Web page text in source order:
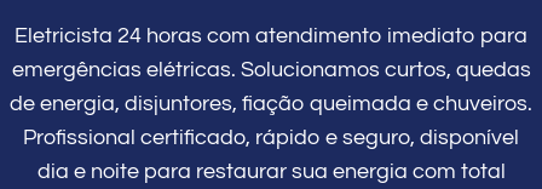
Eletricista 24 horas com atendimento imediato para
emergências elétricas. Solucionamos curtos, quedas
de energia, disjuntores, fiação queimada e chuveiros.
Profissional certificado, rápido e seguro, disponível
dia e noite para restaurar sua energia com total